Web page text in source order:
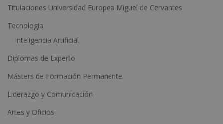
e
Titulaciones Universidad Europea Miguel de Cervantes
Tecnología
Inteligencia Artificial
Diplomas de Experto
Másters de Formación Permanente
Liderazgo y Comunicación
Artes y Oficios